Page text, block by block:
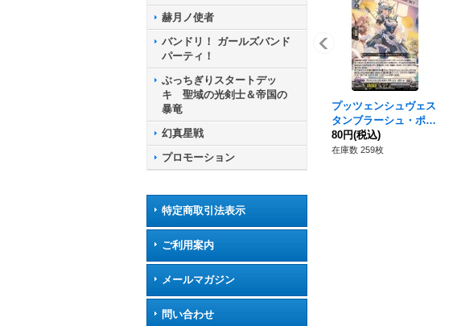
赫月ノ使者
バンドリ！ ガールズバンド
パーティ！
ぶっちぎりスタートデッ
キ 聖域の光剣士＆帝国の
暴竜
幻真星戦
プロモーション
特定商取引法表示
ご利用案内
メールマガジン
問い合わせ
プッツェンシュヴェス
タンブラーシュ・ポリ
ーレ【R】{DZ-BT15/0
50}《ブラントゲー
80円(税込)
在庫数 259枚